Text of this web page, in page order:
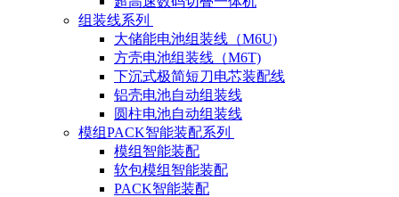
组装线系列
大储能电池组装线（M6U)
方壳电池组装线（M6T)
下沉式极简短刀电芯装配线
铝壳电池自动组装线
圆柱电池自动组装线
模组PACK智能装配系列
模组智能装配
软包模组智能装配
PACK智能装配